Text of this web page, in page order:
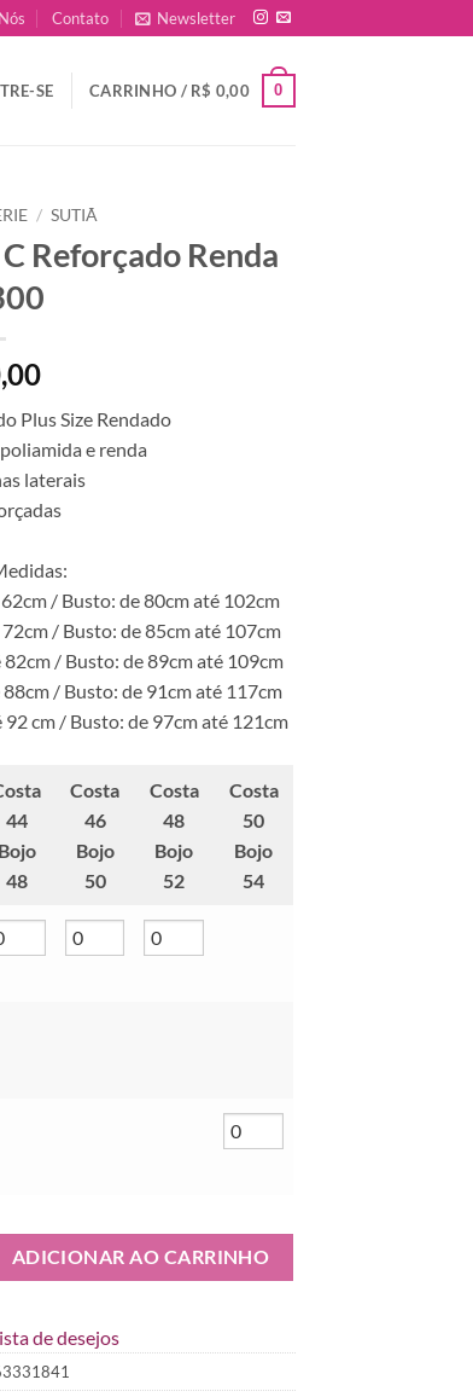
Contato Newsletter
SE
CARRINHO / R$ 0,00 0
/ SUTIÃ
Reforçado Renda
Plus Size Rendado
e renda
laterais
/ Busto: de 80cm até 102cm
/ Busto: de 85cm até 107cm
/ Busto: de 89cm até 109cm
/ Busto: de 91cm até 117cm
cm / Busto: de 97cm até 121cm
44
Bojo
48
Costa
46
Bojo
50
Costa
48
Bojo
52
Costa
50
Bojo
54
ADICIONAR AO CARRINHO
de desejos